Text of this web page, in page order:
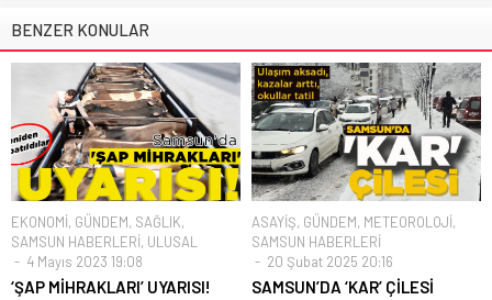
BENZER KONULAR
EKONOMİ, GÜNDEM, SAĞLIK,
SAMSUN HABERLERİ, ULUSAL
4 Mayıs 2023 19:08
‘ŞAP MİHRAKLARI’ UYARISI!
ASAYİŞ, GÜNDEM, METEOROLOJİ,
SAMSUN HABERLERİ
20 Şubat 2025 20:16
SAMSUN’DA ‘KAR’ ÇİLESİ